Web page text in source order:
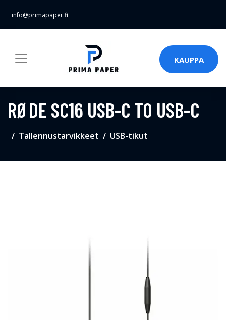
info@primapaper.fi
KAUPPA
RØDE SC16 USB-C TO USB-C
Tallennustarvikkeet USB-tikut